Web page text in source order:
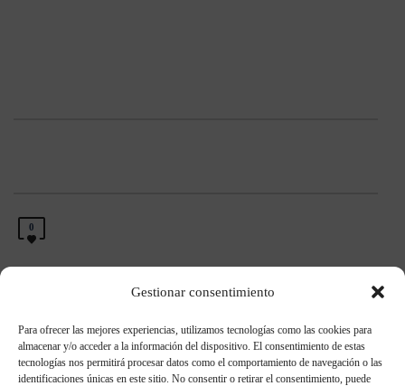
Gestionar consentimiento
Para ofrecer las mejores experiencias, utilizamos tecnologías como las cookies para
almacenar y/o acceder a la información del dispositivo. El consentimiento de estas
tecnologías nos permitirá procesar datos como el comportamiento de navegación o las
identificaciones únicas en este sitio. No consentir o retirar el consentimiento, puede
0
Entradas recientes